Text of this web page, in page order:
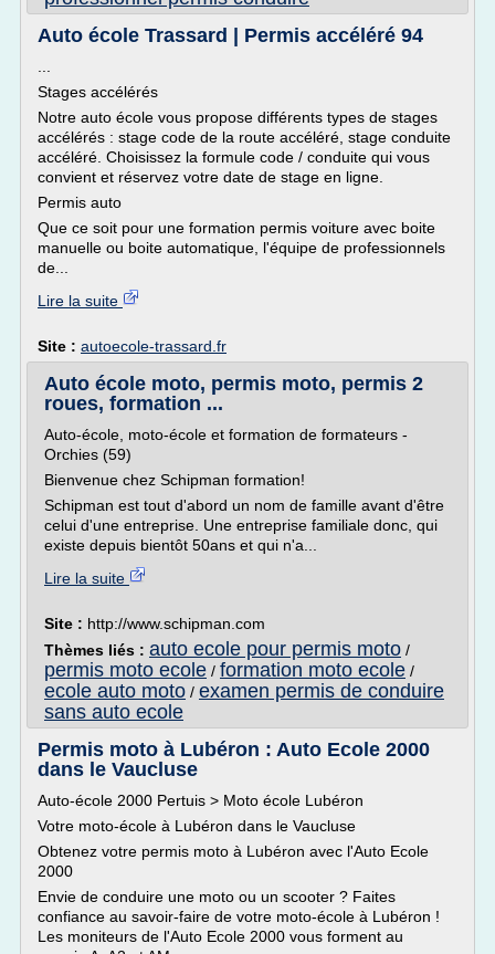
Auto école Trassard | Permis accéléré 94
Stages accélérés
Notre auto école vous propose différents types de stages
accélérés : stage code de la route accéléré, stage conduite
accéléré. Choisissez la formule code / conduite qui vous
convient et réservez votre date de stage en ligne.
Permis auto
Que ce soit pour une formation permis voiture avec boite
manuelle ou boite automatique, l'équipe de professionnels
de...
Lire la suite
Site : autoecole-trassard.fr
Auto école moto, permis moto, permis 2
roues, formation ...
Auto-école, moto-école et formation de formateurs -
Orchies (59)
Bienvenue chez Schipman formation!
Schipman est tout d'abord un nom de famille avant d'être
celui d'une entreprise. Une entreprise familiale donc, qui
existe depuis bientôt 50ans et qui n'a...
Lire la suite
Site : http://www.schipman.com
Thèmes liés : auto ecole pour permis moto /
permis moto ecole / formation moto ecole /
ecole auto moto / examen permis de conduire
sans auto ecole
Permis moto à Lubéron : Auto Ecole 2000
dans le Vaucluse
Auto-école 2000 Pertuis > Moto école Lubéron
Votre moto-école à Lubéron dans le Vaucluse
Obtenez votre permis moto à Lubéron avec l'Auto Ecole
2000
Envie de conduire une moto ou un scooter ? Faites
confiance au savoir-faire de votre moto-école à Lubéron !
Les moniteurs de l'Auto Ecole 2000 vous forment au